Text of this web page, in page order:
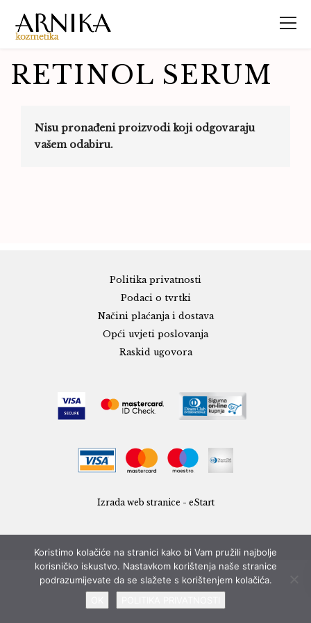
RETINOL SERUM
Nisu pronađeni proizvodi koji odgovaraju
vašem odabiru.
Politika privatnosti
Podaci o tvrtki
Načini plaćanja i dostava
Opći uvjeti poslovanja
Raskid ugovora
Izrada web stranice - eStart
Koristimo kolačiće na stranici kako bi Vam pružili najbolje
korisničko iskustvo. Nastavkom korištenja naše stranice
podrazumijevate da se slažete s korištenjem kolačića.